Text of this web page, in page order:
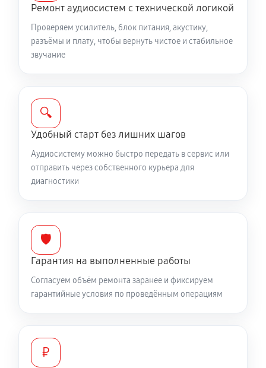
Ремонт аудиосистем с технической логикой
Проверяем усилитель, блок питания, акустику,
разъёмы и плату, чтобы вернуть чистое и стабильное
звучание
🔍
Удобный старт без лишних шагов
Аудиосистему можно быстро передать в сервис или
отправить через собственного курьера для
диагностики
🛡️
Гарантия на выполненные работы
Согласуем объём ремонта заранее и фиксируем
гарантийные условия по проведённым операциям
₽